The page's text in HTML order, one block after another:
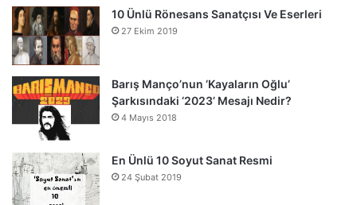
10 Ünlü Rönesans Sanatçısı Ve Eserleri
27 Ekim 2019
Barış Manço’nun ‘Kayaların Oğlu’
Şarkısındaki ‘2023’ Mesajı Nedir?
4 Mayıs 2018
En Ünlü 10 Soyut Sanat Resmi
24 Şubat 2019